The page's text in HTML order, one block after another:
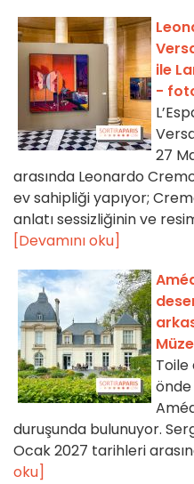
ile
-
27
arasında Leonardo
ev sahipliği yapıyor;
anlatı sessizliğinin ve
[Devamını oku]
Toile
önde
duruşunda bulunuyor.
Ocak 2027 tarihleri
oku]